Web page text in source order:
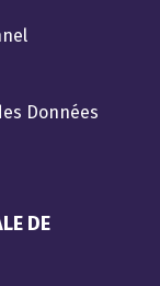
Données
DE